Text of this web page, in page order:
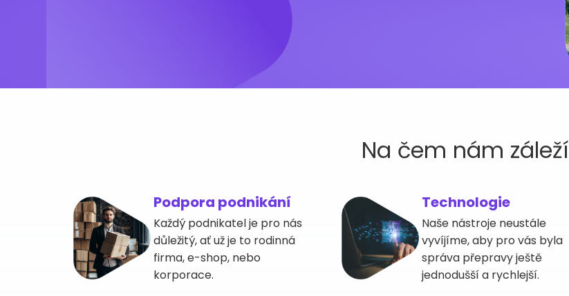
Na čem nám záleží
Podpora podnikání
Každý podnikatel je pro nás
důležitý, ať už je to rodinná
firma, e-shop, nebo
korporace.
Technologie
Naše nástroje neustále
vyvíjíme, aby pro vás byla
správa přepravy ještě
jednodušší a rychlejší.